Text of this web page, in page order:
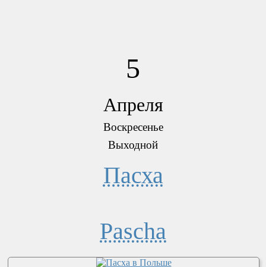
5
Апреля
Воскресенье
Выходной
Пасха
Pascha